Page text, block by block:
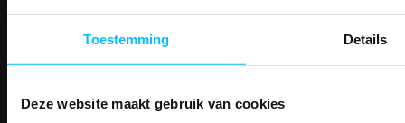
Toestemming Details
Deze website maakt gebruik van cookies
14 Dagen tijd om te herroepen
Betaalwijze